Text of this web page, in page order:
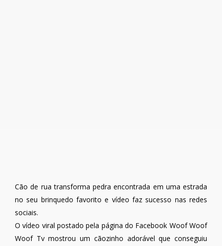
Cão de rua transforma pedra encontrada em uma estrada
no seu brinquedo favorito e vídeo faz sucesso nas redes
sociais.
O vídeo viral postado pela página do Facebook Woof Woof
Woof Tv mostrou um cãozinho adorável que conseguiu